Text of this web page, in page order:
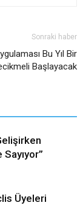
Sonraki haber
Bu Yıl Bir
Başlayacak
Üyeleri